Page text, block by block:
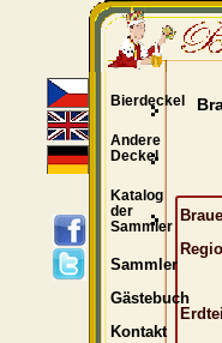
Bierdeckel
Andere
Deckel
Katalog
der
Sammler
Sammler
Gästebuch
Kontakt